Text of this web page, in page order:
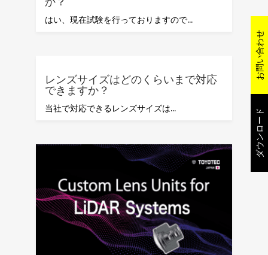
はい、現在試験を行っておりますので...
レンズサイズはどのくらいまで対応
できますか？
当社で対応できるレンズサイズは... ダウンロード
お問い合わせ